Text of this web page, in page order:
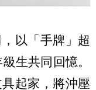
以「手牌」超
生共同回憶。
起家，將沖壓